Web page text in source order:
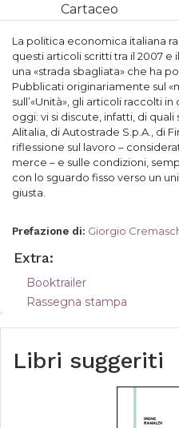
Cartaceo
La politica economica italiana
questi articoli scritti tra il 2007 e
una «strada sbagliata» che ha
Pubblicati originariamente sul
sull’«Unità», gli articoli raccolti
oggi: vi si discute, infatti, di
Alitalia, di Autostrade S.p.A., di
riflessione sul lavoro –
merce – e sulle condizioni,
con lo sguardo fisso verso un
giusta.
Prefazione di: Giorgio
Extra:
Booktrailer
Rassegna stampa
Libri suggeriti